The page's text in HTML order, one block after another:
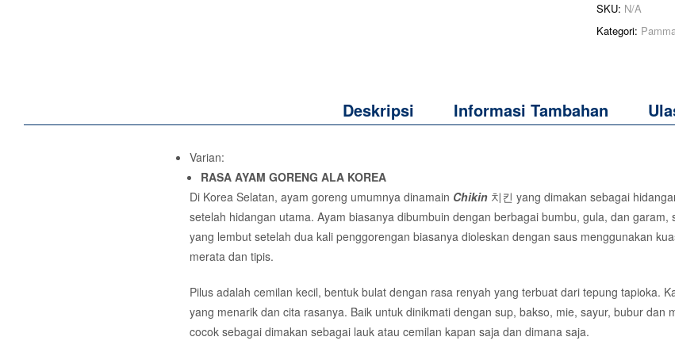
SKU: N/A
Kategori:
Deskripsi Informasi Tambahan
Varian:
RASA AYAM GORENG ALA KOREA
Di Korea Selatan, ayam goreng umumnya dinamain Chikin 치킨 yang dimakan sebagai
setelah hidangan utama. Ayam biasanya dibumbuin dengan berbagai bumbu, gula, dan
yang lembut setelah dua kali penggorengan biasanya dioleskan dengan saus menggunakan
merata dan tipis.
Pilus adalah cemilan kecil, bentuk bulat dengan rasa renyah yang terbuat dari tepung tapioka.
yang menarik dan cita rasanya. Baik untuk dinikmati dengan sup, bakso, mie, sayur, bubur dan
cocok sebagai dimakan sebagai lauk atau cemilan kapan saja dan dimana saja.